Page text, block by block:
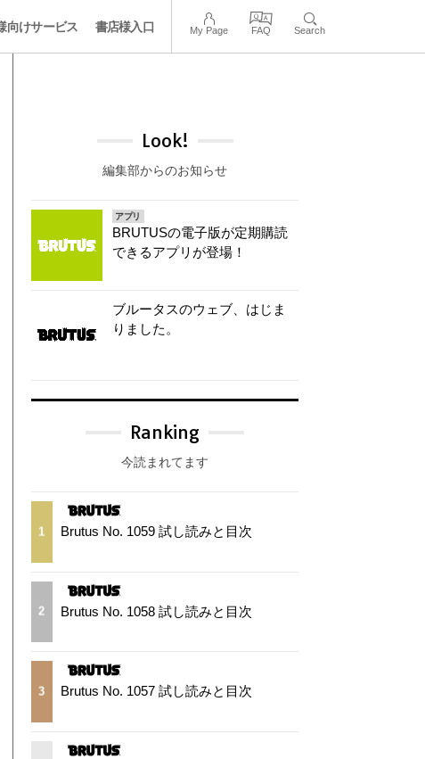
向けサービス 書店様入口 My Page FAQ Search
Look!
編集部からのお知らせ
アプリ
BRUTUSの電子版が定期購読
できるアプリが登場！
ブルータスのウェブ、はじま
りました。
Ranking
今読まれてます
1 Brutus No. 1059 試し読みと目次
2 Brutus No. 1058 試し読みと目次
3 Brutus No. 1057 試し読みと目次